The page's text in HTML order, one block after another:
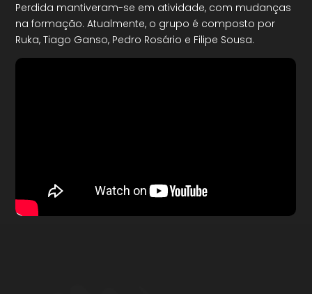
Perdida mantiveram-se em atividade, com mudanças
na formação. Atualmente, o grupo é composto por
Ruka, Tiago Ganso, Pedro Rosário e Filipe Sousa.